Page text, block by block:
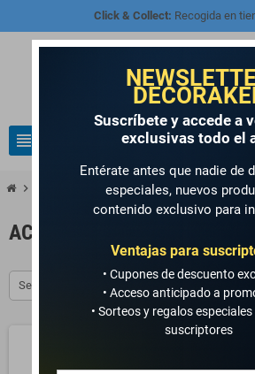
Click & Collect: Recogida en
view_headline
chevron_right MANUALIDADES Y ARTE chevron_right ACCESORIOS
ACCESORIOS
Seleccionar
Suscríbete y accede a
exclusivas todo el
Entérate antes que nadie de
especiales, nuevos
contenido exclusivo para
Ventajas para
• Cupones de descuento
• Acceso anticipado a
• Sorteos y regalos
suscriptores